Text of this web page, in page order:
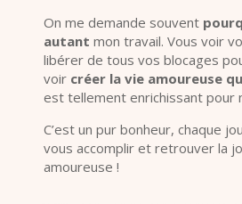
On me demande souvent
autant mon travail. Vous voir
libérer de tous vos blocages
voir créer la vie amoureuse
est tellement enrichissant pour
C’est un pur bonheur, chaque
vous accomplir et retrouver la
amoureuse !